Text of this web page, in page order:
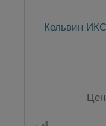
Кельвин